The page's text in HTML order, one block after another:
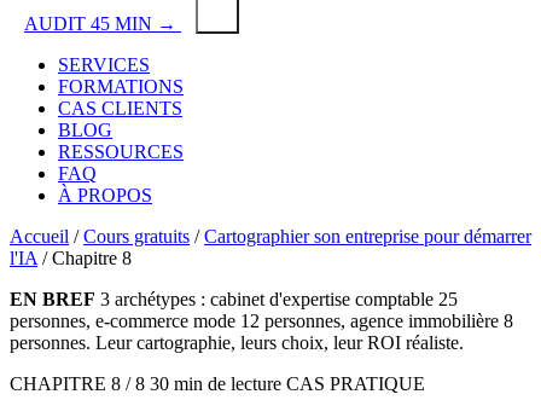
AUDIT 45 MIN →
SERVICES
FORMATIONS
CAS CLIENTS
BLOG
RESSOURCES
FAQ
À PROPOS
Accueil / Cours gratuits / Cartographier son entreprise pour démarrer
l'IA / Chapitre 8
EN BREF 3 archétypes : cabinet d'expertise comptable 25
personnes, e-commerce mode 12 personnes, agence immobilière 8
personnes. Leur cartographie, leurs choix, leur ROI réaliste.
CHAPITRE 8 / 8 30 min de lecture CAS PRATIQUE